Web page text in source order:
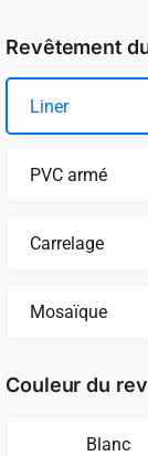
Revêtement
Liner
PVC armé
Carrelage
Mosaïque
Couleur du
Blanc